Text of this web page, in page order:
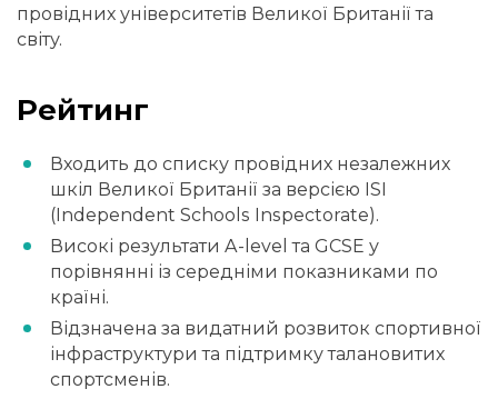
провідних університетів Великої Британії та
світу.
Рейтинг
Входить до списку провідних незалежних
шкіл Великої Британії за версією ISI
(Independent Schools Inspectorate).
Високі результати A-level та GCSE у
порівнянні із середніми показниками по
країні.
Відзначена за видатний розвиток спортивної
інфраструктури та підтримку талановитих
спортсменів.